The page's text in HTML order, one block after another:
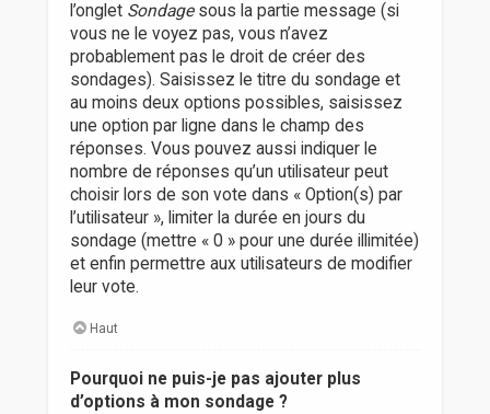
l’onglet Sondagesous la partie message (si
vous ne le voyez pas, vous n’avez
probablement pas le droit de créer des
sondages). Saisissez le titre du sondage et
au moins deux options possibles, saisissez
une option par ligne dans le champ des
réponses. Vous pouvez aussi indiquer le
nombre de réponses qu’un utilisateur peut
choisir lors de son vote dans « Option(s) par
l’utilisateur », limiter la durée en jours du
sondage (mettre « 0 » pour une durée illimitée)
et enfin permettre aux utilisateurs de modifier
leur vote.
Haut
Pourquoi ne puis-je pas ajouter plus
d’options à mon sondage ?